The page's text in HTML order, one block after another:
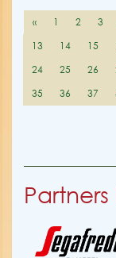
« 1 2 3
13
14 15
24
25 26
35
36 37